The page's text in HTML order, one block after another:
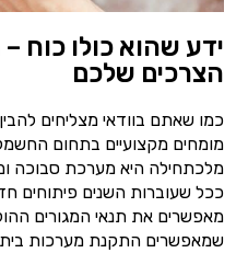
ידע שהוא כולו כוח
הצרכים שלכם
כמו שאתם בוודאי מצליחים
מומחים מקצועיים בתחום
מלכתחילה היא מערכת סבוכה
ככל שעוברות השנים פיתוחים
שמאפשרים התקנת מערכות